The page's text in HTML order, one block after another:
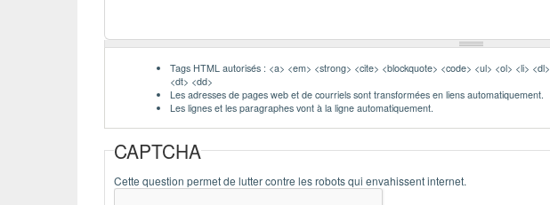
Tags HTML autorisés : <a> <em> <strong> <cite> <blockquote> <code> <ul> <ol> <li> <dl>
<dt> <dd>
Les adresses de pages web et de courriels sont transformées en liens automatiquement.
Les lignes et les paragraphes vont à la ligne automatiquement.
CAPTCHA
Cette question permet de lutter contre les robots qui envahissent internet.